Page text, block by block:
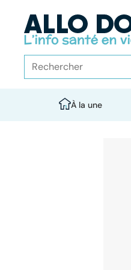
À la une